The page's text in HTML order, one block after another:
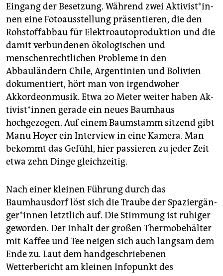
Eingang der Besetzung. Während zwei Ak­ti­vis­t*in­
nen eine Fotoausstellung präsentieren, die den
Rohstoffabbau für Elektroautoproduktion und die
damit verbundenen ökologischen und
menschenrechtlichen Probleme in den
Abbauländern Chile, Argentinien und Bolivien
dokumentiert, hört man von irgendwoher
Akkordeonmusik. Etwa 20 Meter weiter haben Ak­
ti­vis­t*in­nen gerade ein neues Baumhaus
hochgezogen. Auf einem Baumstamm sitzend gibt
Manu Hoyer ein Interview in eine Kamera. Man
bekommt das Gefühl, hier passieren zu jeder Zeit
etwa zehn Dinge gleichzeitig.
Nach einer kleinen Führung durch das
Baumhausdorf löst sich die Traube der Spa­zier­gän­
ge­r*in­nen letztlich auf. Die Stimmung ist ruhiger
geworden. Der Inhalt der großen Thermobehälter
mit Kaffee und Tee neigen sich auch langsam dem
Ende zu. Laut dem handgeschriebenen
Wetterbericht am kleinen Infopunkt des